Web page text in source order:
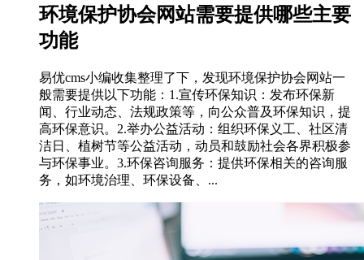
环境保护协会网站需要提供哪些主要
功能
易优cms小编收集整理了下，发现环境保护协会网站一
般需要提供以下功能：1.宣传环保知识：发布环保新
闻、行业动态、法规政策等，向公众普及环保知识，提
高环保意识。2.举办公益活动：组织环保义工、社区清
洁日、植树节等公益活动，动员和鼓励社会各界积极参
与环保事业。3.环保咨询服务：提供环保相关的咨询服
务，如环境治理、环保设备、...